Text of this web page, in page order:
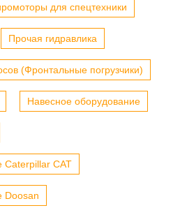
для спецтехники
Прочая гидравлика
(Фронтальные погрузчики)
Навесное оборудование
Caterpillar CAT
Doosan